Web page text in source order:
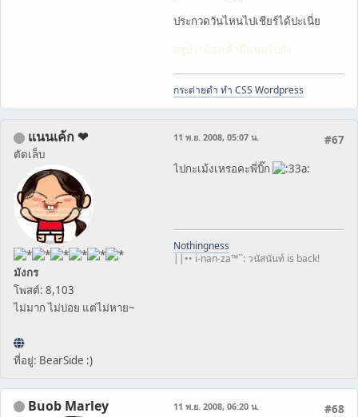
ประกวดวันไหนไปเชียร์ได้ปะเนี่ย
สรุปว่าน้องเค้ามีแฟนไปยัง
กระต่ายดำ ทำ CSS Wordpress
แนนเค้ก ❤
ตัดเล็บ
มังกร
โพสต์: 8,103
ไม่มาก ไม่บ่อย แต่ไม่หาย~
ที่อยู่: BearSide :)
#67
11 พ.ย. 2008, 05:07 น.
ไปกะเม้งเหรอคะพี่บิ๊ก
Nothingness
||•• i-nan-za™``: วนัสนันท์ is back!
Buob Marley #68
11 พ.ย. 2008, 06:20 น.